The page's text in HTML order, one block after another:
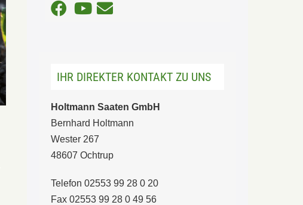
IHR DIREKTER KONTAKT ZU UNS
Holtmann Saaten GmbH
Bernhard Holtmann
Wester 267
48607 Ochtrup
Telefon 02553 99 28 0 20
Fax 02553 99 28 0 49 56